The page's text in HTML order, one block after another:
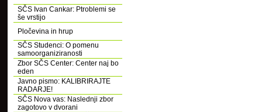
SČS Ivan Cankar: Ptroblemi se
še vrstijo
Pločevina in hrup
SČS Studenci: O pomenu
samoorganiziranosti
Zbor SČS Center: Center naj bo
eden
Javno pismo: KALIBRIRAJTE
RADARJE!
SČS Nova vas: Naslednji zbor
zagotovo v dvorani